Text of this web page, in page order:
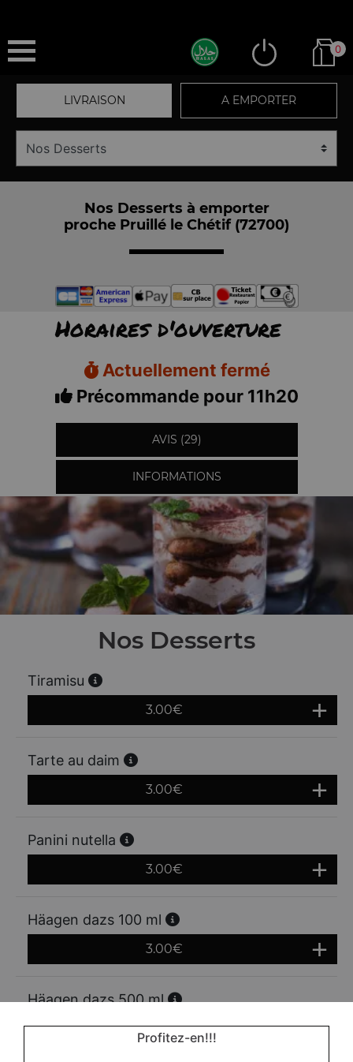
0
LIVRAISON A EMPORTER
Nos Desserts à emporter
proche Pruillé le Chétif (72700)
Horaires d'ouverture
Actuellement fermé
Précommande pour 11h20
AVIS (29)
INFORMATIONS
Nos Desserts
Tiramisu
3.00€
Tarte au daim
3.00€
Panini nutella
3.00€
Häagen dazs 100 ml
3.00€
Häagen dazs 500 ml
7.00€
Profitez-en!!!